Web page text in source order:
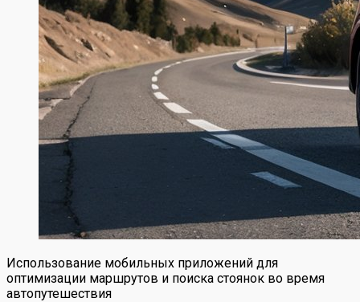
Использование мобильных приложений для
оптимизации маршрутов и поиска стоянок во время
автопутешествия